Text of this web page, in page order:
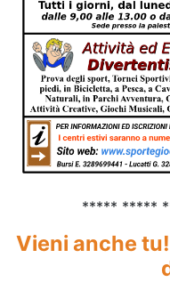
***** *****
Vieni anche